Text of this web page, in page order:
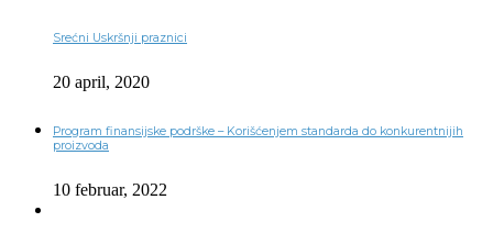
Srećni Uskršnji praznici
20 april, 2020
Program finansijske podrške – Korišćenjem standarda do konkurentnijih
proizvoda
10 februar, 2022